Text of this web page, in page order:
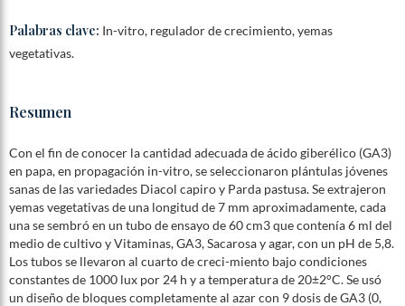
Palabras clave: In-vitro, regulador de crecimiento, yemas
vegetativas.
Resumen
Con el fin de conocer la cantidad adecuada de ácido giberélico (GA3)
en papa, en propagación in-vitro, se seleccionaron plántulas jóvenes
sanas de las variedades Diacol capiro y Parda pastusa. Se extrajeron
yemas vegetativas de una longitud de 7 mm aproximadamente, cada
una se sembró en un tubo de ensayo de 60 cm3 que contenía 6 ml del
medio de cultivo y Vitaminas, GA3, Sacarosa y agar, con un pH de 5,8.
Los tubos se llevaron al cuarto de creci-miento bajo condiciones
constantes de 1000 lux por 24 h y a temperatura de 20±2°C. Se usó
un diseño de bloques completamente al azar con 9 dosis de GA3 (0,